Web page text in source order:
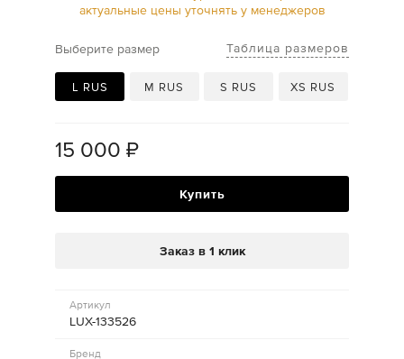
актуальные цены уточнять у менеджеров
Выберите размер Таблица размеров
L RUS M RUS S RUS XS RUS
15 000 ₽
Купить
Заказ в 1 клик
Артикул
LUX-133526
Бренд